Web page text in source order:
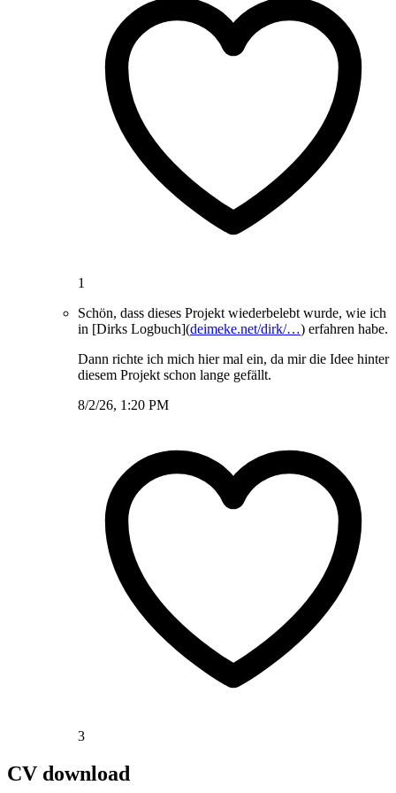
1
Schön, dass dieses Projekt wiederbelebt wurde, wie ich
in [Dirks Logbuch](deimeke.net/dirk/…) erfahren habe.
Dann richte ich mich hier mal ein, da mir die Idee hinter
diesem Projekt schon lange gefällt.
8/2/26, 1:20 PM
3
CV download